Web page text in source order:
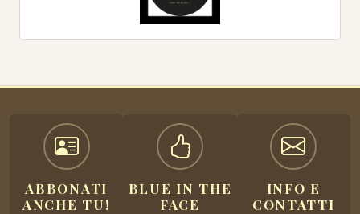
ABBONATI
ANCHE TU!
BLUE IN THE
FACE
INFO E
CONTATTI